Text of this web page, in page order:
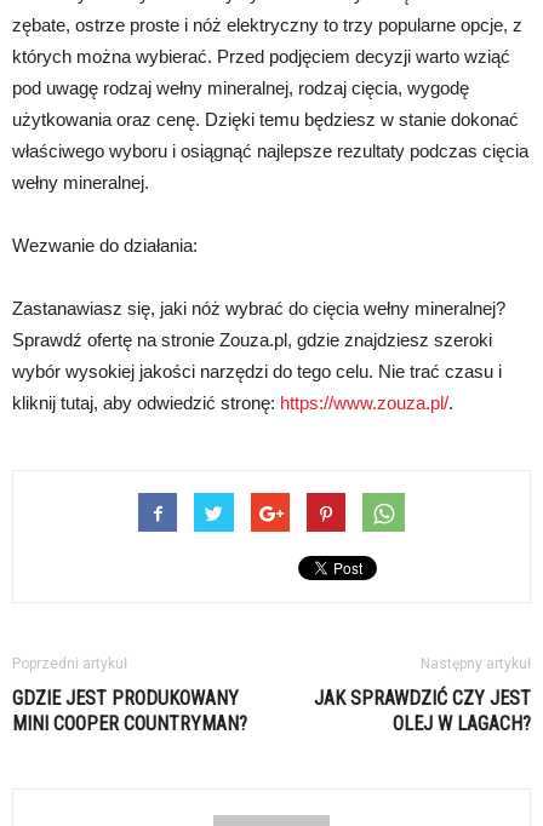
zębate, ostrze proste i nóż elektryczny to trzy popularne opcje, z
których można wybierać. Przed podjęciem decyzji warto wziąć
pod uwagę rodzaj wełny mineralnej, rodzaj cięcia, wygodę
użytkowania oraz cenę. Dzięki temu będziesz w stanie dokonać
właściwego wyboru i osiągnąć najlepsze rezultaty podczas cięcia
wełny mineralnej.
Wezwanie do działania:
Zastanawiasz się, jaki nóż wybrać do cięcia wełny mineralnej?
Sprawdź ofertę na stronie Zouza.pl, gdzie znajdziesz szeroki
wybór wysokiej jakości narzędzi do tego celu. Nie trać czasu i
kliknij tutaj, aby odwiedzić stronę: https://www.zouza.pl/.
Poprzedni artykuł
GDZIE JEST PRODUKOWANY
MINI COOPER COUNTRYMAN?
Następny artykuł
JAK SPRAWDZIĆ CZY JEST
OLEJ W LAGACH?